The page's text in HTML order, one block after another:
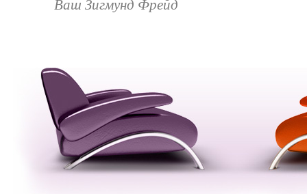
Ваш Зигмунд Фрейд